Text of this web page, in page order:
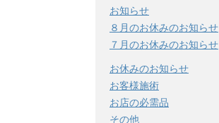
お知らせ
８月のお休みのお知らせ
７月のお休みのお知らせ
お休みのお知らせ
お客様施術
お店の必需品
その他